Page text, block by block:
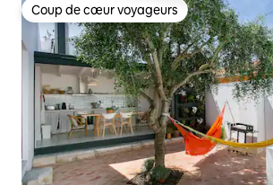
Coup de cœur voyageurs
Coup de cœur voyageurs